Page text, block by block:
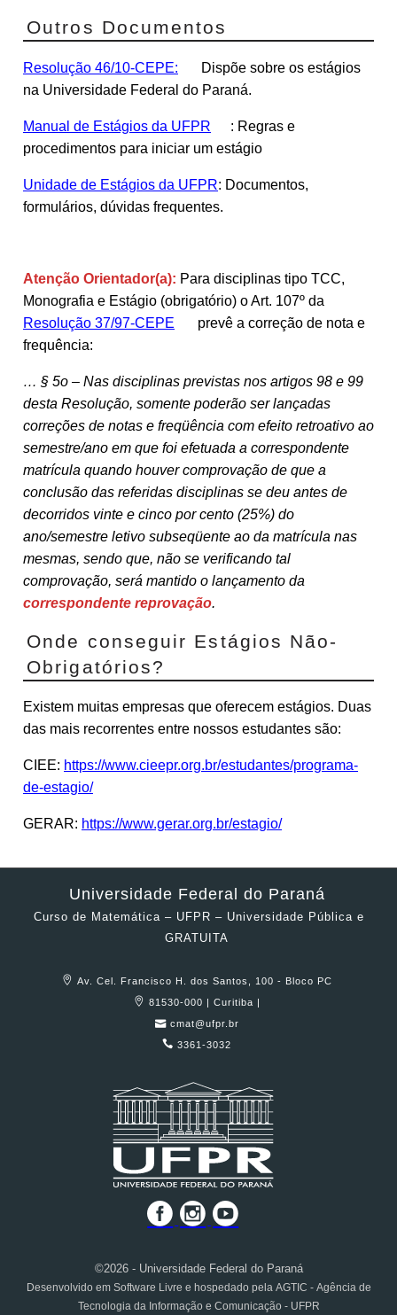
Outros Documentos
Resolução 46/10-CEPE:
Dispõe sobre os estágios
na Universidade Federal do Paraná.
Manual de Estágios da UFPR
: Regras e
procedimentos para iniciar um estágio
Unidade de Estágios da UFPR: Documentos,
formulários, dúvidas frequentes.
Atenção Orientador(a): Para disciplinas tipo TCC,
Monografia e Estágio (obrigatório) o Art. 107º da
Resolução 37/97-CEPE
prevê a correção de nota e
frequência:
… § 5o – Nas disciplinas previstas nos artigos 98 e 99
desta Resolução, somente poderão ser lançadas
correções de notas e freqüência com efeito retroativo ao
semestre/ano em que foi efetuada a correspondente
matrícula quando houver comprovação de que a
conclusão das referidas disciplinas se deu antes de
decorridos vinte e cinco por cento (25%) do
ano/semestre letivo subseqüente ao da matrícula nas
mesmas, sendo que, não se verificando tal
comprovação, será mantido o lançamento da
correspondente reprovação.
Onde conseguir Estágios Não-
Obrigatórios?
Existem muitas empresas que oferecem estágios. Duas
das mais recorrentes entre nossos estudantes são:
CIEE: https://www.cieepr.org.br/estudantes/programa-
de-estagio/
GERAR: https://www.gerar.org.br/estagio/
Universidade Federal do Paraná
Curso de Matemática – UFPR – Universidade Pública e
GRATUITA
Av. Cel. Francisco H. dos Santos, 100 - Bloco PC
81530-000 | Curitiba |
cmat@ufpr.br
3361-3032
©2026 - Universidade Federal do Paraná
Desenvolvido em Software Livre e hospedado pela AGTIC - Agência de
Tecnologia da Informação e Comunicação - UFPR